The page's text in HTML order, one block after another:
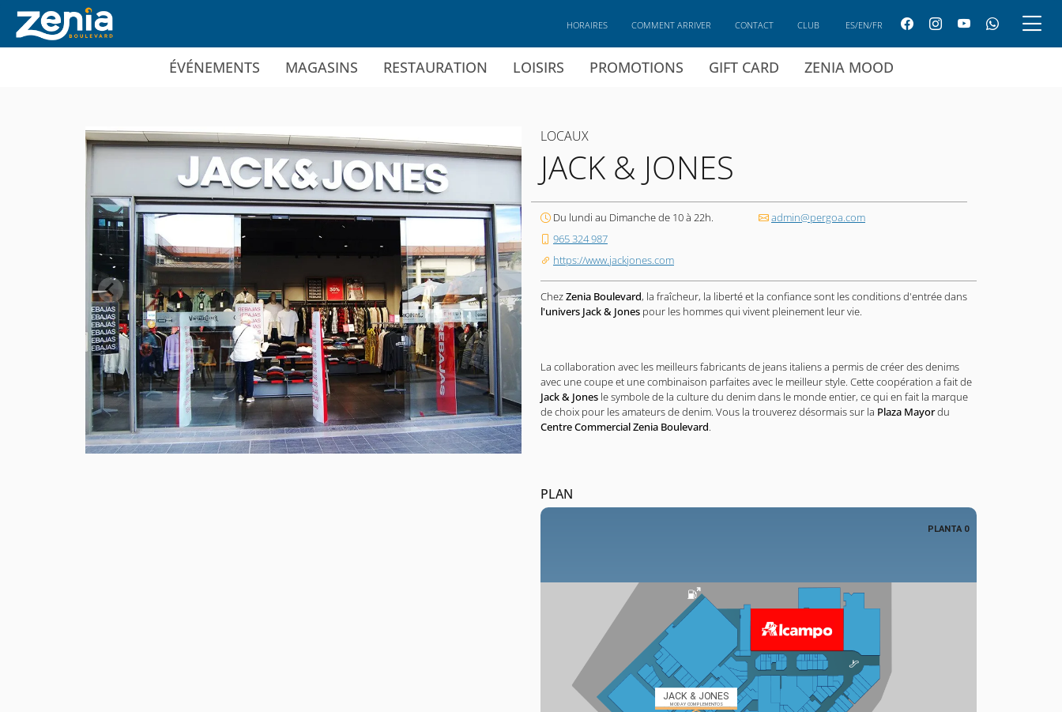
Ir al contenido principal
ÉVÉNEMENTS MAGASINS RESTAURATION LOISIRS PROMOTIONS GIFT CARD ZENIA MOOD
HORAIRES COMMENT ARRIVER CONTACT CLUB ES/EN/FR
LOCAUX
JACK & JONES
Du lundi au Dimanche de 10 à 22h.
admin@pergoa.com
965 324 987
https://www.jackjones.com
ChezZenia Boulevard, la fraîcheur, la liberté et la confiance sont les conditions d'entrée dans
l'univers Jack & Jones pour les hommes qui vivent pleinement leur vie.
La collaboration avec les meilleurs fabricants de jeans italiens a permis de créer des denims
avec une coupe et une combinaison parfaites avec le meilleur style. Cette coopération a fait de
Jack & Jones le symbole de la culture du denim dans le monde entier, ce qui en fait la marque
de choix pour les amateurs de denim. Vous la trouverez désormais sur la Plaza Mayordu
Centre Commercial Zenia Boulevard.
PLAN